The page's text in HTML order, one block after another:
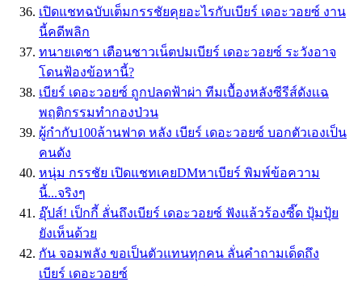
เปิดแชทฉบับเต็มกรรชัยคุยอะไรกับเบียร์ เดอะวอยซ์ งาน
นี้คดีพลิก
ทนายเดชา เตือนชาวเน็ตปมเบียร์ เดอะวอยซ์ ระวังอาจ
โดนฟ้องข้อหานี้?
เบียร์ เดอะวอยซ์ ถูกปลดฟ้าผ่า ทีมเบื้องหลังซีรีส์ดังเเฉ
พฤติกรรมทำกองป่วน
ผู้กำกับ100ล้านฟาด หลัง เบียร์ เดอะวอยซ์ บอกตัวเองเป็น
คนดัง
หนุ่ม กรรชัย เปิดแชทเคยDMหาเบียร์ พิมพ์ข้อความ
นี้...จริงๆ
อุ๊ปส์! เป็กกี้ ลั่นถึงเบียร์ เดอะวอยซ์ ฟังแล้วร้องซี๊ด ปุ้มปุ้ย
ยังเห็นด้วย
กัน จอมพลัง ขอเป็นตัวแทนทุกคน ลั่นคำถามเด็ดถึง
เบียร์ เดอะวอยซ์